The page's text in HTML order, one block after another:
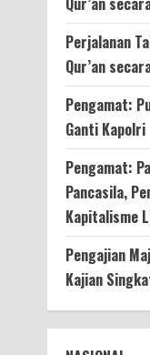
Perjalanan
Qur’an
Pengamat:
Ganti Kapolri
Pengamat:
Pancasila,
Kapitalisme
Pengajian
Kajian